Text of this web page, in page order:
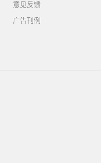
意见反馈
广告刊例